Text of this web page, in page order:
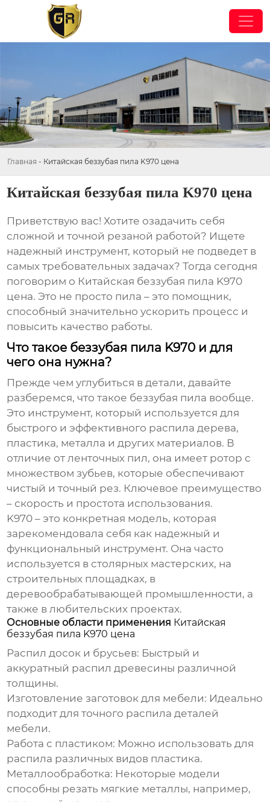
Главная - Китайская беззубая пила K970 цена
Китайская беззубая пила K970 цена
Приветствую вас! Хотите озадачить себя
сложной и точной резаной работой? Ищете
надежный инструмент, который не подведет в
самых требовательных задачах? Тогда сегодня
поговорим о Китайская беззубая пила K970
цена. Это не просто пила – это помощник,
способный значительно ускорить процесс и
повысить качество работы.
Что такое беззубая пила K970 и для
чего она нужна?
Прежде чем углубиться в детали, давайте
разберемся, что такое беззубая пила вообще.
Это инструмент, который используется для
быстрого и эффективного распила дерева,
пластика, металла и других материалов. В
отличие от ленточных пил, она имеет ротор с
множеством зубьев, которые обеспечивают
чистый и точный рез. Ключевое преимущество
– скорость и простота использования.
K970 – это конкретная модель, которая
зарекомендовала себя как надежный и
функциональный инструмент. Она часто
используется в столярных мастерских, на
строительных площадках, в
деревообрабатывающей промышленности, а
также в любительских проектах.
Основные области применения Китайская
беззубая пила K970 цена
Распил досок и брусьев: Быстрый и
аккуратный распил древесины различной
толщины.
Изготовление заготовок для мебели: Идеально
подходит для точного распила деталей
мебели.
Работа с пластиком: Можно использовать для
распила различных видов пластика.
Металлообработка: Некоторые модели
способны резать мягкие металлы, например,